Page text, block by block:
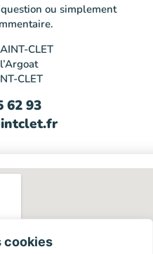
cookies
ou simplement
CLET
CLET
62 93